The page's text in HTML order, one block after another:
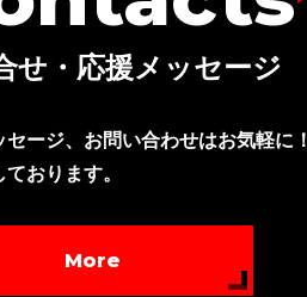
せ・応援メッセージ
セージ、お問い合わせはお気軽に！
おります。
More